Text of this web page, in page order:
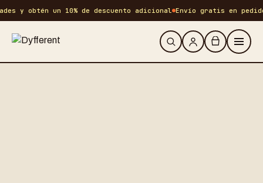
y obtén un 10% de descuento adicional Envío gratis en